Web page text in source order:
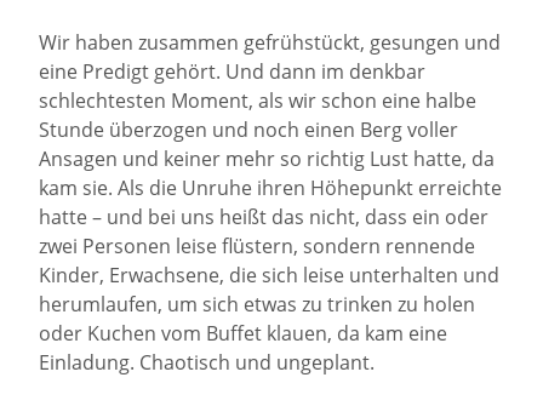
Wir haben zusammen gefrühstückt, gesungen und
eine Predigt gehört. Und dann im denkbar
schlechtesten Moment, als wir schon eine halbe
Stunde überzogen und noch einen Berg voller
Ansagen und keiner mehr so richtig Lust hatte, da
kam sie. Als die Unruhe ihren Höhepunkt erreichte
hatte – und bei uns heißt das nicht, dass ein oder
zwei Personen leise flüstern, sondern rennende
Kinder, Erwachsene, die sich leise unterhalten und
herumlaufen, um sich etwas zu trinken zu holen
oder Kuchen vom Buffet klauen, da kam eine
Einladung. Chaotisch und ungeplant.